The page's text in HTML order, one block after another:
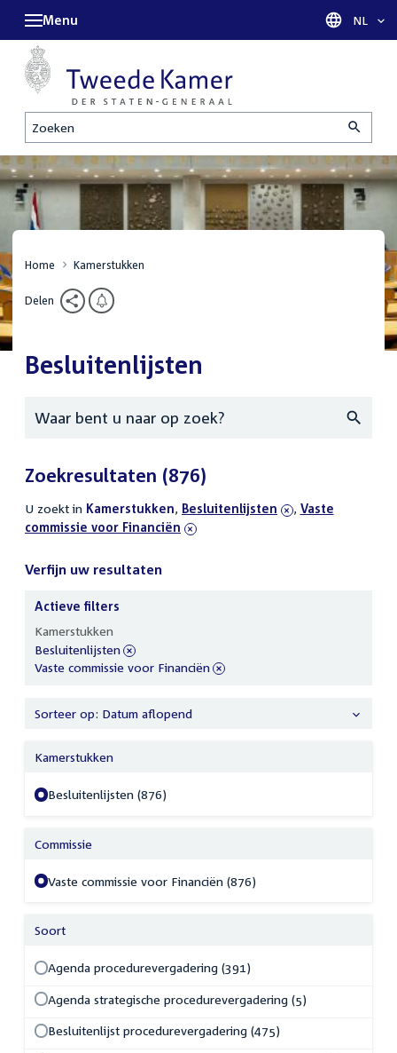
Zoeken
Menu Taal
NL
Home Kamerstukken
Delen
Besluitenlijsten
Zoeken
Zoekresultaten (876)
U zoekt in actieve
filters
Kamerstukken, verwijder
filter
Besluitenlijsten , verwijder
Vaste
commissie voor Financiën
Verfijn uw resultaten
uw
resultaten
Actieve filters
Kamerstukken
verwijder
filter
Besluitenlijsten
verwijder
Vaste commissie voor Financiën
Sorteer op: Datum aflopend
Kamerstukken
Besluitenlijsten (876)
Commissie
Vaste commissie voor Financiën (876)
Soort
Agenda procedurevergadering (391)
Agenda strategische procedurevergadering (5)
Besluitenlijst procedurevergadering (475)